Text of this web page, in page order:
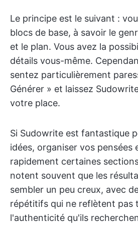
Le principe est le suivant :
blocs de base, à savoir le
et le plan. Vous avez la
détails vous-même.
sentez particulièrement
Générer » et laissez
votre place.
Si Sudowrite est fantastique
idées, organiser vos pensées
rapidement certaines
notent souvent que les
sembler un peu creux, avec
répétitifs qui ne reflètent pas
l'authenticité qu'ils